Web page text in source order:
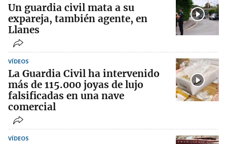
Un guardia civil mata a su
expareja, también agente, en
Llanes
VÍDEOS
La Guardia Civil ha intervenido
más de 115.000 joyas de lujo
falsificadas en una nave
comercial
VÍDEOS